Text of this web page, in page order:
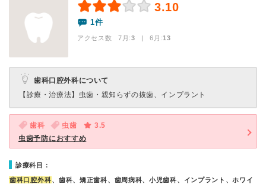
3.10
1件
アクセス数 7月:3 | 6月:13
歯科口腔外科について
【診療・治療法】 虫歯・親知らずの抜歯、インプラント
歯科 虫歯
3.5
虫歯予防におすすめ
診療科目：
歯科口腔外科、歯科、矯正歯科、歯周病科、小児歯科、インプラント、ホワイ